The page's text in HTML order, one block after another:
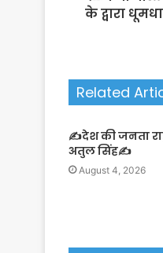
के द्वारा
Related
✍️देश की जनता
अतुल सिंह✍️
August 4, 2026